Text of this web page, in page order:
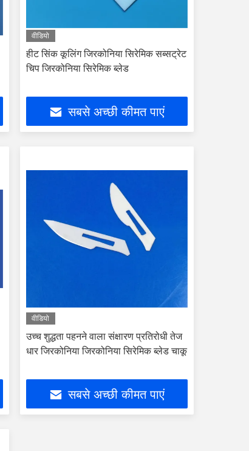
वीडियो
हीट सिंक कूलिंग जिरकोनिया सिरेमिक सब्सट्रेट
चिप जिरकोनिया सिरेमिक ब्लेड
सबसे अच्छी कीमत पाएं
वीडियो
उच्च शुद्धता पहनने वाला संक्षारण प्रतिरोधी तेज
धार जिरकोनिया जिरकोनिया सिरेमिक ब्लेड चाकू
सबसे अच्छी कीमत पाएं